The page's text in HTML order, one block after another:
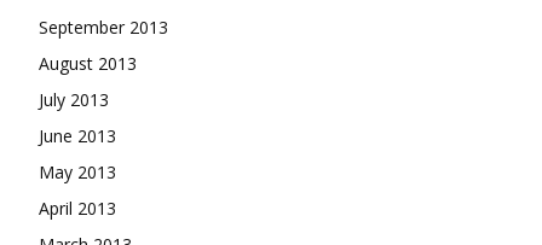
September 2013
August 2013
July 2013
June 2013
May 2013
April 2013